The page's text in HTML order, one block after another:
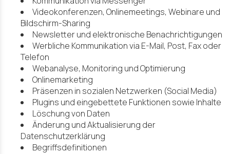
Videokonferenzen, Onlinemeetings, Webinare und
Bildschirm-Sharing
Newsletter und elektronische Benachrichtigungen
Werbliche Kommunikation via E-Mail, Post, Fax oder
Telefon
Webanalyse, Monitoring und Optimierung
Onlinemarketing
Präsenzen in sozialen Netzwerken (Social Media)
Plugins und eingebettete Funktionen sowie Inhalte
Löschung von Daten
Änderung und Aktualisierung der
Datenschutzerklärung
Begriffsdefinitionen